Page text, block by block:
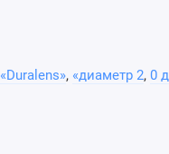
«Duralens», «диаметр 2, 0